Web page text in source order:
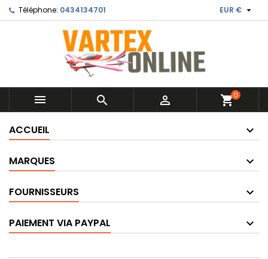
Téléphone: 0434134701 EUR € 
   shopping_cart0
ACCUEIL
MARQUES
FOURNISSEURS
PAIEMENT VIA PAYPAL